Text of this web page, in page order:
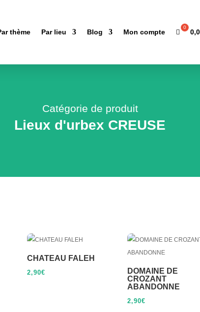
thème Par lieu Blog Mon compte
Catégorie de produit
Lieux d'urbex CREUSE
CHATEAU FALEH
2,90€
DOMAINE DE
CROZANT
ABANDONNE
2,90€